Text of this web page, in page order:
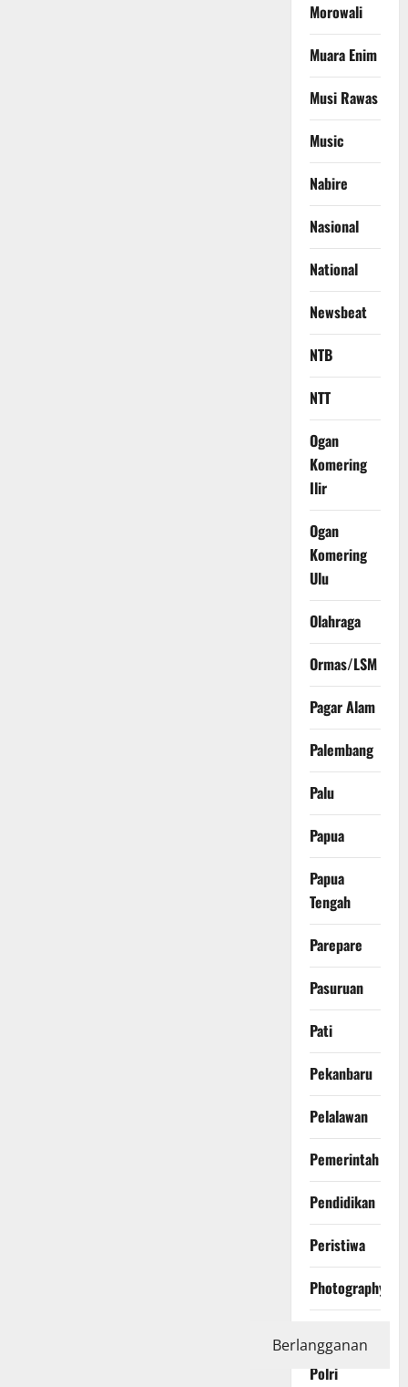
Morowali
Muara Enim
Musi Rawas
Music
Nabire
Nasional
National
Newsbeat
NTB
NTT
Ogan
Komering
Ilir
Ogan
Komering
Ulu
Olahraga
Ormas/LSM
Pagar Alam
Palembang
Palu
Papua
Papua
Tengah
Parepare
Pasuruan
Pati
Pekanbaru
Pelalawan
Pemerintah
Pendidikan
Peristiwa
Photography
Polri
Berlangganan